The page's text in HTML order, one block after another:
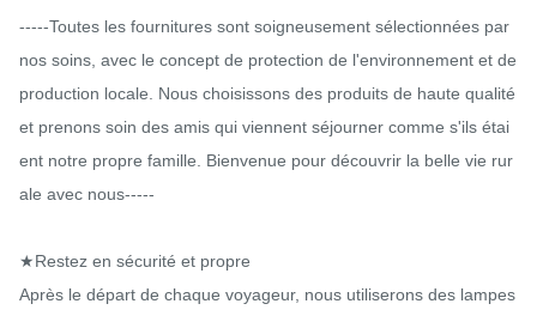
-----Toutes les fournitures sont soigneusement sélectionnées par
nos soins, avec le concept de protection de l'environnement et de
production locale. Nous choisissons des produits de haute qualité
et prenons soin des amis qui viennent séjourner comme s'ils étai
ent notre propre famille. Bienvenue pour découvrir la belle vie rur
ale avec nous-----
★Restez en sécurité et propre
Après le départ de chaque voyageur, nous utiliserons des lampes